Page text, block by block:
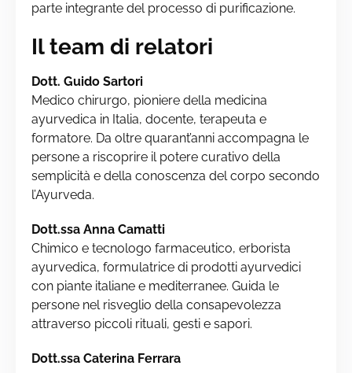
parte integrante del processo di purificazione.
Il team di relatori
Dott. Guido Sartori
Medico chirurgo, pioniere della medicina
ayurvedica in Italia, docente, terapeuta e
formatore. Da oltre quarant’anni accompagna le
persone a riscoprire il potere curativo della
semplicità e della conoscenza del corpo secondo
l’Ayurveda.
Dott.ssa Anna Camatti
Chimico e tecnologo farmaceutico, erborista
ayurvedica, formulatrice di prodotti ayurvedici
con piante italiane e mediterranee. Guida le
persone nel risveglio della consapevolezza
attraverso piccoli rituali, gesti e sapori.
Dott.ssa Caterina Ferrara